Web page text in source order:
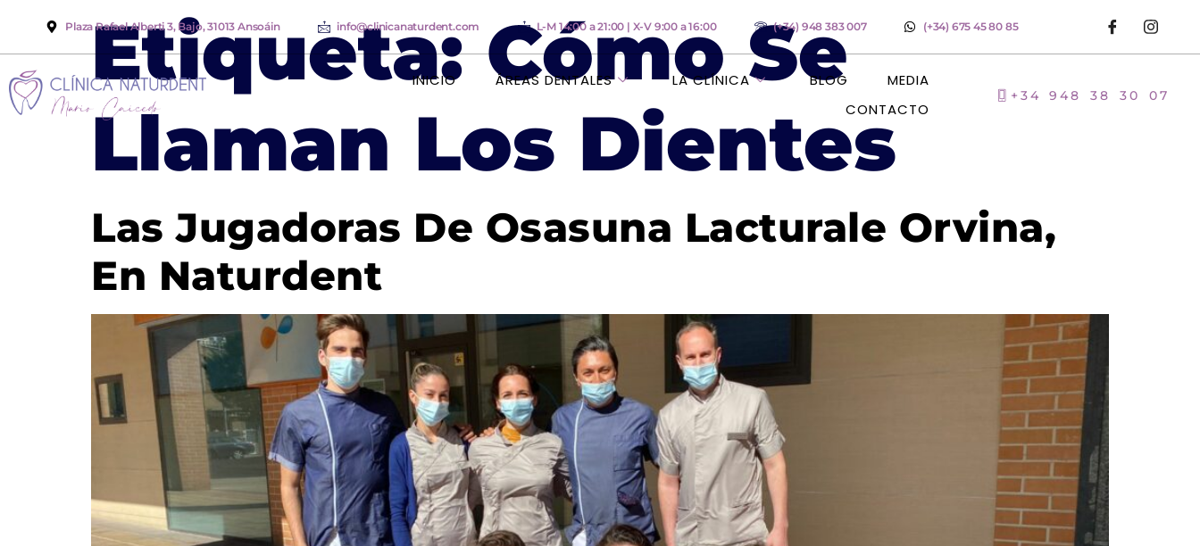
Plaza Rafael Alberti 3, Bajo, 31013 Ansoáin info@clinicanaturdent.com L-M 14:00 a 21:00 | X-V 9:00 a 16:00 (+34) 948 383 007 (+34) 675 45 80 85
INICIO ÁREAS DENTALES LA CLÍNICA BLOG
MEDIA
CONTACTO
+34 948 38 30 07
Etiqueta:Cómo Se
Llaman Los Dientes
Las Jugadoras De Osasuna Lacturale Orvina,
En Naturdent